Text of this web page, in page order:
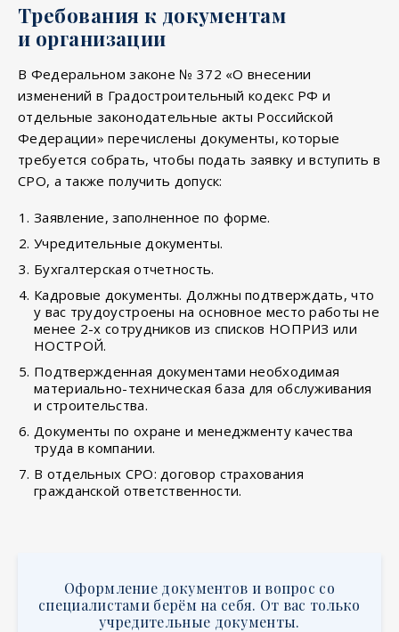
Требования к документам
и организации
В Федеральном законе № 372 «О внесении
изменений в Градостроительный кодекс РФ и
отдельные законодательные акты Российской
Федерации» перечислены документы, которые
требуется собрать, чтобы подать заявку и вступить в
СРО, а также получить допуск:
Заявление, заполненное по форме.
Учредительные документы.
Бухгалтерская отчетность.
Кадровые документы. Должны подтверждать, что
у вас трудоустроены на основное место работы не
менее 2-х сотрудников из списков НОПРИЗ или
НОСТРОЙ.
Подтвержденная документами необходимая
материально-техническая база для обслуживания
и строительства.
Документы по охране и менеджменту качества
труда в компании.
В отдельных СРО: договор страхования
гражданской ответственности.
Оформление документов и вопрос со
специалистами берём на себя. От вас только
учредительные документы.